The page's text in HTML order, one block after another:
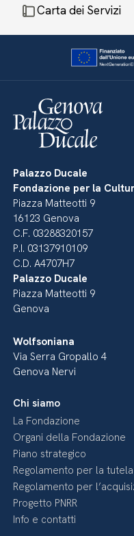
Carta dei Servizi
Palazzo Ducale
Fondazione per la
Piazza Matteotti 9
16123 Genova
C.F. 03288320157
P.I. 03137910109
C.D. A4707H7
Palazzo Ducale
Piazza Matteotti 9
Genova
Wolfsoniana
Via Serra Gropallo 4
Genova Nervi
Chi siamo
La Fondazione
Organi della Fondazione
Piano strategico
Regolamento per la
Regolamento per
Progetto PNRR
Info e contatti